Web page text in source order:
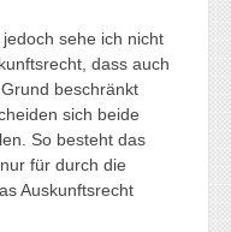
sehe ich nicht
dass auch
beschränkt
sich beide
So besteht das
für durch die
Auskunftsrecht